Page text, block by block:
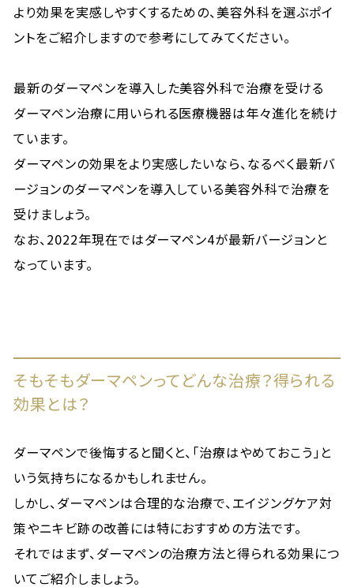
より効果を実感しやすくするための、美容外科を選ぶポイ
ントをご紹介しますので参考にしてみてください。
最新のダーマペンを導入した美容外科で治療を受ける
ダーマペン治療に用いられる医療機器は年々進化を続け
ています。
ダーマペンの効果をより実感したいなら、なるべく最新バ
ージョンのダーマペンを導入している美容外科で治療を
受けましょう。
なお、2022年現在ではダーマペン4が最新バージョンと
なっています。
そもそもダーマペンってどんな治療？得られる
効果とは？
ダーマペンで後悔すると聞くと、「治療はやめておこう」と
いう気持ちになるかもしれません。
しかし、ダーマペンは合理的な治療で、エイジングケア対
策やニキビ跡の改善には特におすすめの方法です。
それではまず、ダーマペンの治療方法と得られる効果につ
いてご紹介しましょう。